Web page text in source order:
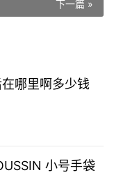
下一篇 »
哪里啊多少钱
小号手袋